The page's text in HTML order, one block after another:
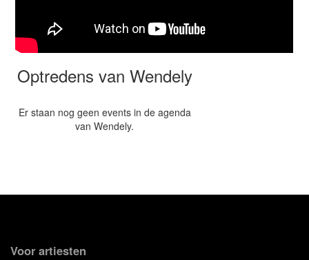
Optredens van Wendely
Er staan nog geen events in de agenda
van Wendely.
Voor artiesten